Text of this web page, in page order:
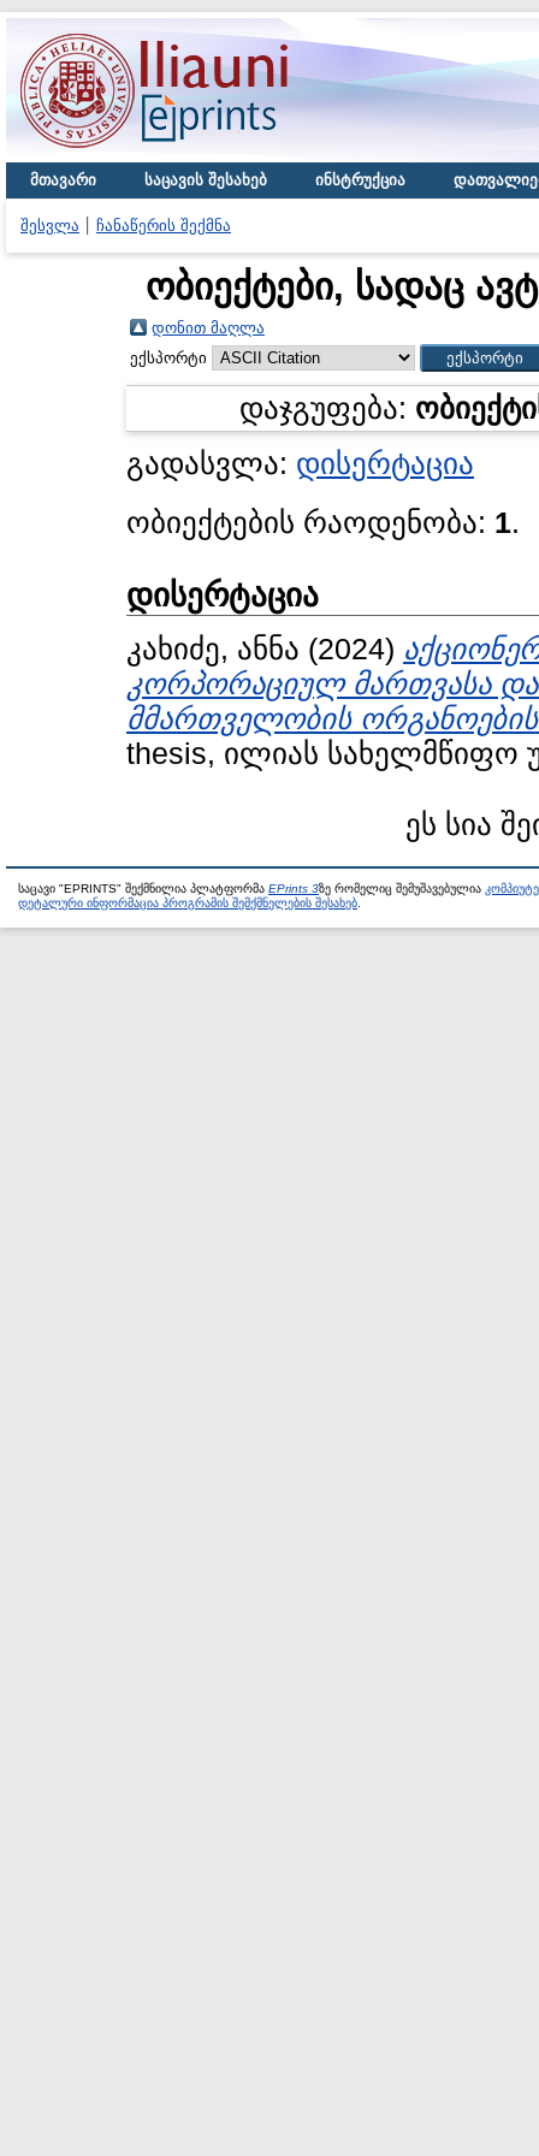
მთავარი საცავის შესახებ ინსტრუქცია
შესვლა ჩანაწერის შექმნა
ობიექტები, სადაც
დონით მაღლა
ექსპორტი
დაჯგუფება:
გადასვლა: დისერტაცია
ობიექტების რაოდენობა: 1.
დისერტაცია
კახიძე, ანნა (2024)
კორპორაციულ მართვასა და
მმართველობის
thesis, ილიას სახელმწიფო
ეს სია
საცავი "EPRINTS" შექმნილია პლატფორმა EPrints 3ზე რომელიც შემუშავებულია
დეტალური ინფორმაცია პროგრამის შემქმნელების შესახებ